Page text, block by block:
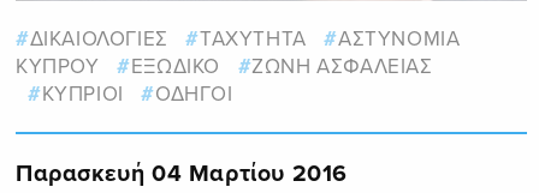
ΔΙΚΑΙΟΛΟΓΙΕΣ ΤΑΧΥΤΗΤΑ
ΑΣΤΥΝΟΜΙΑ
ΚΥΠΡΟΥ
ΕΞΩΔΙΚΟ
ΖΩΝΗ ΑΣΦΑΛΕΙΑΣ
ΚΥΠΡΙΟΙ
ΟΔΗΓΟΙ
Παρασκευή 04 Μαρτίου 2016